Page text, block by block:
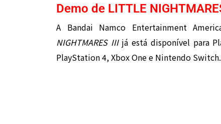
Demo de LITTLE
A Bandai Namco Entertainment
NIGHTMARES IIIjá está disponível para
PlayStation 4, Xbox One e Nintendo Switch.